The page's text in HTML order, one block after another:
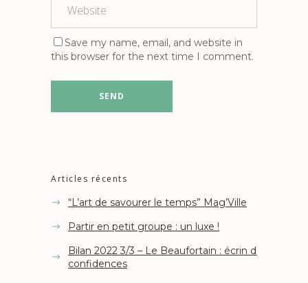
Save my name, email, and website in
this browser for the next time I comment.
Articles récents
“L’art de savourer le temps” Mag’Ville
Partir en petit groupe : un luxe !
Bilan 2022 3/3 – Le Beaufortain : écrin de
confidences